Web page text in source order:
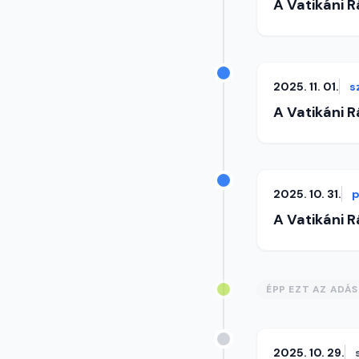
A Vatikáni
2025. 11. 01.
A Vatikáni
2025. 10. 31.
A Vatikáni
ÉPP EZT AZ
2025. 10. 29.